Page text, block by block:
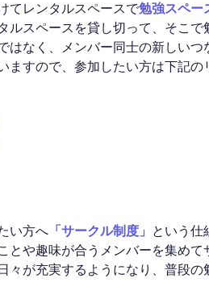
てレンタルスペースで勉強スペー
ルスペースを貸し切って、そこで
なく、メンバー同士の新しいつ
ますので、参加したい方は下記の
い方へ 「サークル制度」 という仕
とや趣味が合うメンバーを集めて
々が充実するようになり、普段の